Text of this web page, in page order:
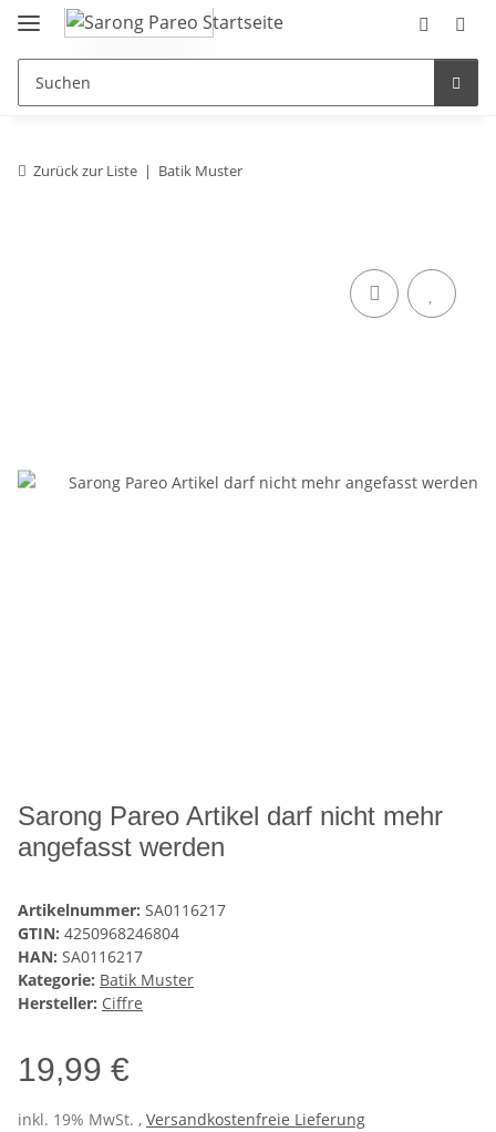
Zurück zur Liste Batik Muster
Sarong Pareo Artikel darf nicht mehr
angefasst werden
Artikelnummer: SA0116217
GTIN: 4250968246804
HAN: SA0116217
Kategorie: Batik Muster
Hersteller: Ciffre
19,99 €
inkl. 19% MwSt. , Versandkostenfreie Lieferung